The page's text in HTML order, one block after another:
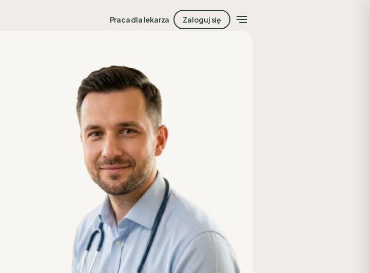
Praca dla lekarza Zaloguj się